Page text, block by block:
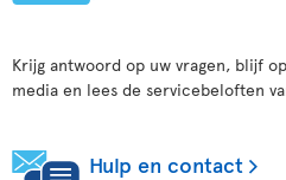
Krijg antwoord op uw vragen, blijf
media en lees de servicebeloften
Hulp en contact